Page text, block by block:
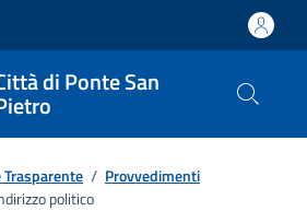
di Ponte San
/ Provvedimenti
politico